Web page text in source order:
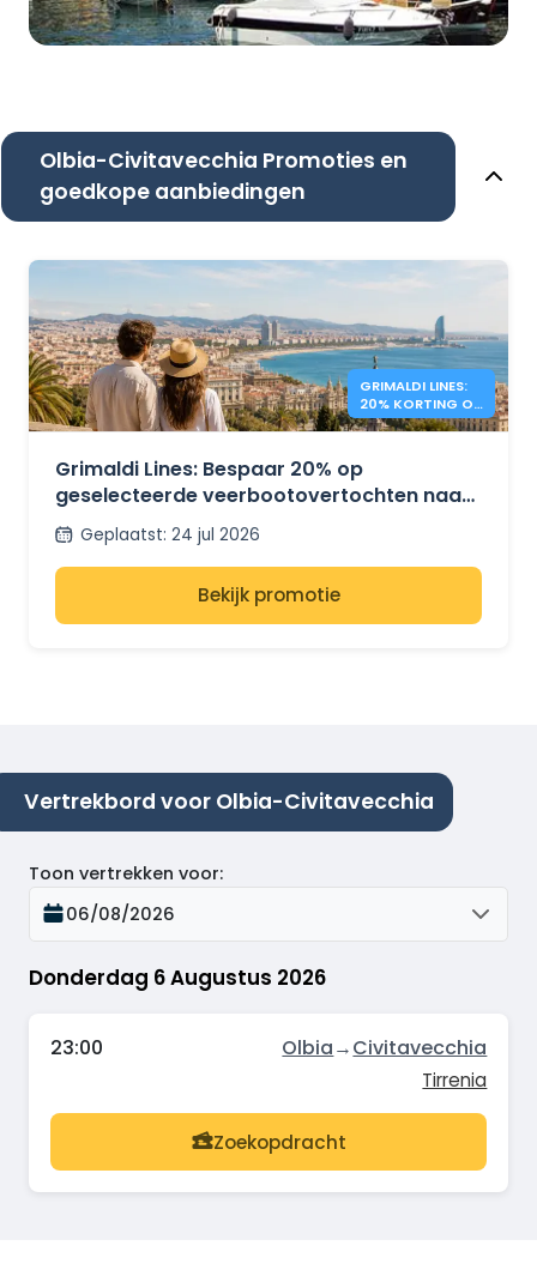
Olbia-Civitavecchia Promoties en
goedkope aanbiedingen
GRIMALDI LINES:
20% KORTING OP
MIDDELLANDSE
Grimaldi Lines: Bespaar 20% op
geselecteerde veerbootovertochten naar
Sardinië, Sicilië en Spanje.
Geplaatst: 24 jul 2026
Bekijk promotie
Vertrekbord voor Olbia-Civitavecchia
Donderdag 6 Augustus 2026
Toon vertrekken voor:
06/08/2026
23:00 Olbia→Civitavecchia
Tirrenia
Zoekopdracht